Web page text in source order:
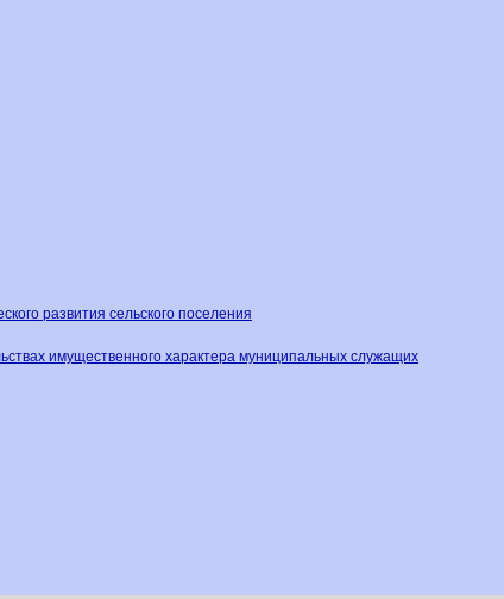
развития сельского поселения
имущественного характера муниципальных служащих